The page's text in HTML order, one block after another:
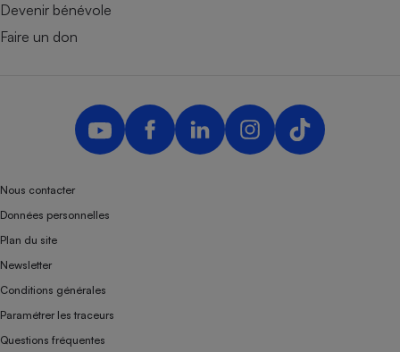
Devenir bénévole
Faire un don
Nous contacter
Données personnelles
Plan du site
Newsletter
Conditions générales
Paramétrer les traceurs
Questions fréquentes